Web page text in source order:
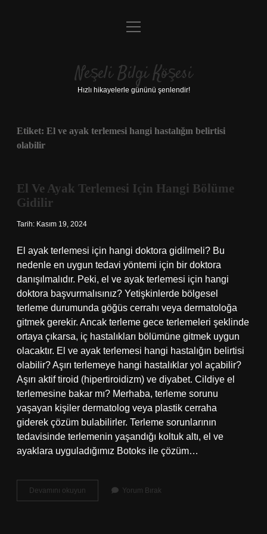
Anasayfa
Yasal Uyarı
menüyü
Neşeli Bilgi Köşesi
Hızlı hikayelerle gününü şenlendir!
Etiket: El ve ayak terlemesi hangi hastalığın belirtisi
olabilir
El Ve Ayak Terlemesi Için Hangi Bölüme
Gidilir
Tarih: Kasım 19, 2024
El ayak terlemesi için hangi doktora gidilmeli? Bu
nedenle en uygun tedavi yöntemi için bir doktora
danışılmalıdır. Peki, el ve ayak terlemesi için hangi
doktora başvurmalısınız? Yetişkinlerde bölgesel
terleme durumunda göğüs cerrahı veya dermatoloğa
gitmek gerekir. Ancak terleme gece terlemeleri şeklinde
ortaya çıkarsa, iç hastalıkları bölümüne gitmek uygun
olacaktır. El ve ayak terlemesi hangi hastalığın belirtisi
olabilir? Aşırı terlemeye hangi hastalıklar yol açabilir?
Aşırı aktif tiroid (hipertiroidizm) ve diyabet. Cildiye el
terlemesine bakar mı? Merhaba, terleme sorunu
yaşayan kişiler dermatolog veya plastik cerraha
giderek çözüm bulabilirler. Terleme sorunlarının
tedavisinde terlemenin yaşandığı koltuk altı, el ve
ayaklara uyguladığımız Botoks ile çözüm…
Devamını okuyun
Ve
Yorum Bırak